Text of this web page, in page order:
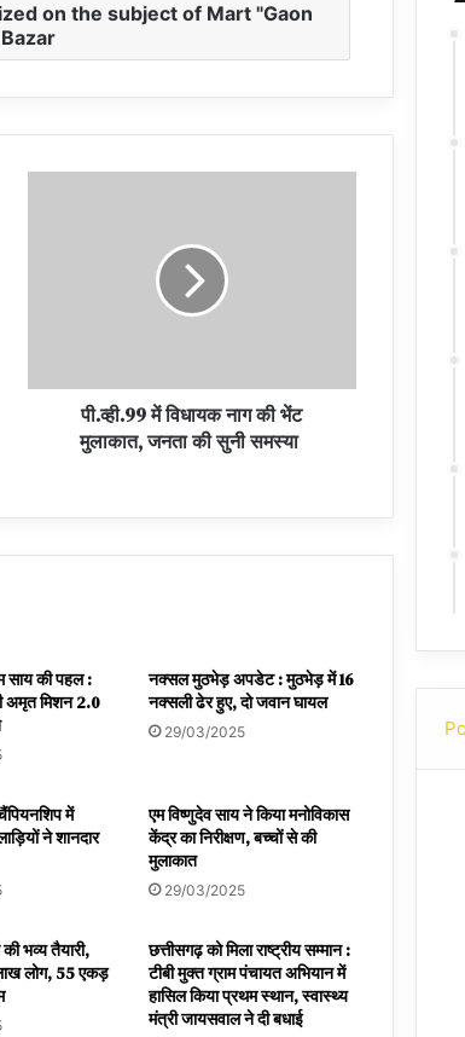
on the subject of Mart "Gaon
पी.व्ही.99 में विधायक नाग की भेंट
मुलाकात, जनता की सुनी समस्या
साय की पहल :
अमृत मिशन 2.0
नक्सल मुठभेड़ अपडेट : मुठभेड़ में 16
नक्सली ढेर हुए, दो जवान घायल
29/03/2025
में
ने शानदार
एम विष्णुदेव साय ने किया मनोविकास
केंद्र का निरीक्षण, बच्चों से की
मुलाकात
29/03/2025
की भव्य तैयारी,
लोग, 55 एकड़
छत्तीसगढ़ को मिला राष्ट्रीय सम्मान :
टीबी मुक्त ग्राम पंचायत अभियान में
हासिल किया प्रथम स्थान, स्वास्थ्य
मंत्री जायसवाल ने दी बधाई